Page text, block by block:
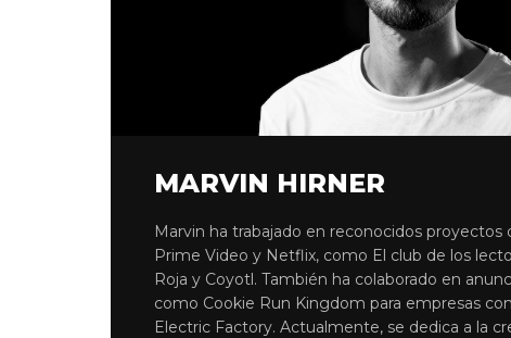
MARVIN HIRNER
Marvin ha trabajado en reconocidos proyectos
Prime Video y Netflix, como El club de los
Roja y Coyotl. También ha colaborado en
como Cookie Run Kingdom para empresas
Electric Factory. Actualmente, se dedica a la